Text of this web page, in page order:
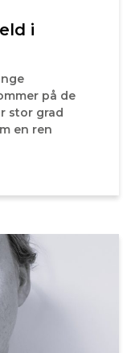
i
på de
stor grad
en ren